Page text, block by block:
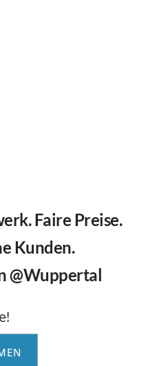
Faire Preise.
Kunden.
@Wuppertal